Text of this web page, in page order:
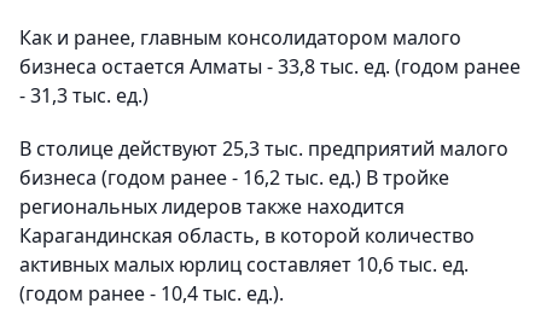
Как и ранее, главным консолидатором малого
бизнеса остается Алматы - 33,8 тыс. ед. (годом ранее
- 31,3 тыс. ед.)
В столице действуют 25,3 тыс. предприятий малого
бизнеса (годом ранее - 16,2 тыс. ед.) В тройке
региональных лидеров также находится
Карагандинская область, в которой количество
активных малых юрлиц составляет 10,6 тыс. ед.
(годом ранее - 10,4 тыс. ед.).